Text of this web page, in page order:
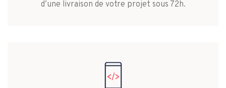
d’une livraison de votre projet sous 72h.